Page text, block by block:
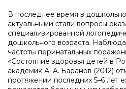
В последнее время в
актуальными стали вопросы
специализированной
дошкольного возраста.
частоты перинатальных
«Состояние здоровья детей в
академик А. А. Баранов (2012)
протяжении последних 5–6 лет